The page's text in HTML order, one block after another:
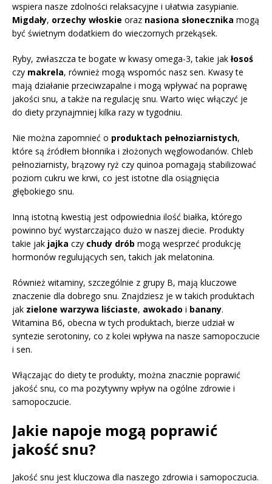
wspiera nasze zdolności relaksacyjne i ułatwia zasypianie.
Migdały, orzechy włoskie oraz nasiona słonecznika mogą
być świetnym dodatkiem do wieczornych przekąsek.
Ryby, zwłaszcza te bogate w kwasy omega-3, takie jak łosoś
czy makrela, również mogą wspomóc nasz sen. Kwasy te
mają działanie przeciwzapalne i mogą wpływać na poprawę
jakości snu, a także na regulację snu. Warto więc włączyć je
do diety przynajmniej kilka razy w tygodniu.
Nie można zapomnieć o produktach pełnoziarnistych,
które są źródłem błonnika i złożonych węglowodanów. Chleb
pełnoziarnisty, brązowy ryż czy quinoa pomagają stabilizować
poziom cukru we krwi, co jest istotne dla osiągnięcia
głębokiego snu.
Inną istotną kwestią jest odpowiednia ilość białka, którego
powinno być wystarczająco dużo w naszej diecie. Produkty
takie jak jajka czy chudy drób mogą wesprzeć produkcję
hormonów regulujących sen, takich jak melatonina.
Również witaminy, szczególnie z grupy B, mają kluczowe
znaczenie dla dobrego snu. Znajdziesz je w takich produktach
jak zielone warzywa liściaste, awokado i banany.
Witamina B6, obecna w tych produktach, bierze udział w
syntezie serotoniny, co z kolei wpływa na nasze samopoczucie
i sen.
Włączając do diety te produkty, można znacznie poprawić
jakość snu, co ma pozytywny wpływ na ogólne zdrowie i
samopoczucie.
Jakie napoje mogą poprawić
jakość snu?
Jakość snu jest kluczowa dla naszego zdrowia i samopoczucia.